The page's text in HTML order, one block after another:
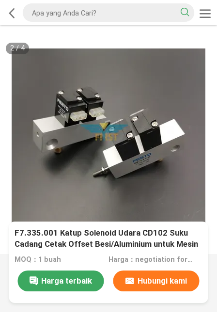
2/4
F7.335.001 Katup Solenoid Udara CD102 Suku
Cadang Cetak Offset Besi/Aluminium untuk Mesin
Heidelberg
MOQ：1 buah Harga：negotiation for factory price
Harga terbaik Hubungi kami